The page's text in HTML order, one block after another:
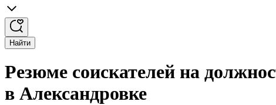
Найти
Резюме соискателей на
в Александровке